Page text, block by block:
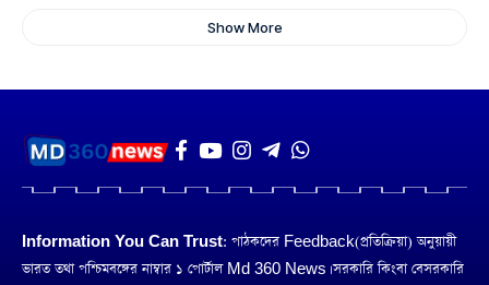
Show More
Information You Can Trust: পাঠকদের Feedback(প্রতিক্রিয়া) অনুয়ায়ী
ভারত তথা পশ্চিমবঙ্গের নাম্বার ১ পোর্টাল Md 360 News। সরকারি কিংবা বেসরকারি